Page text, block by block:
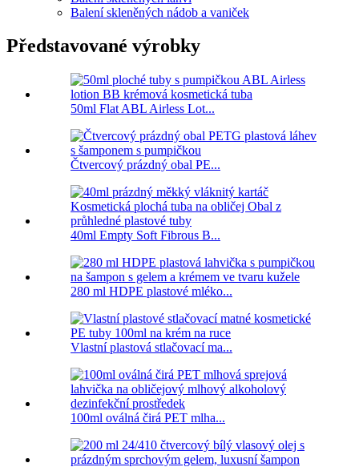
Balení skleněných nádob a vaniček
Představované výrobky
50ml Flat ABL Airless Lot...
Čtvercový prázdný obal PE...
40ml Empty Soft Fibrous B...
280 ml HDPE plastové mléko...
Vlastní plastová stlačovací ma...
100ml oválná čirá PET mlha...